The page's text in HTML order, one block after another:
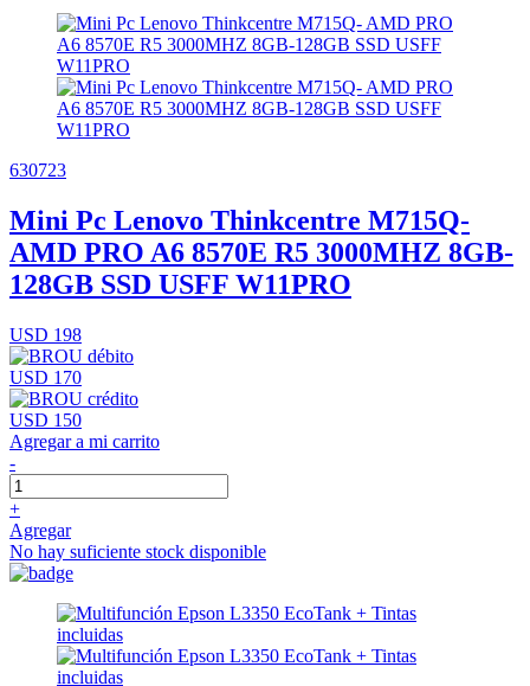
630723
Mini Pc Lenovo Thinkcentre M715Q-
AMD PRO A6 8570E R5 3000MHZ 8GB-
128GB SSD USFF W11PRO
USD 198
USD 170
USD 150
Agregar a mi carrito
-
+
Agregar
No hay suficiente stock disponible